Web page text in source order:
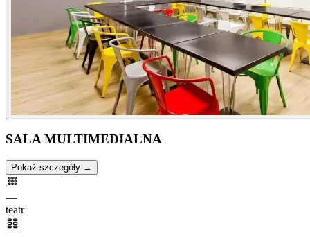
SALA MULTIMEDIALNA
Pokaż szczegóły →
—
teatr